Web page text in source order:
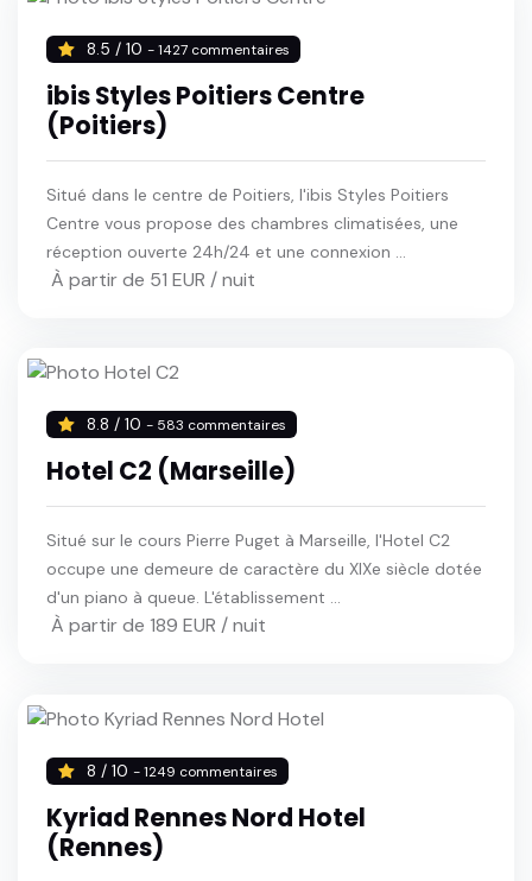
8.5 / 10 - 1427 commentaires
ibis Styles Poitiers Centre
(Poitiers)
Situé dans le centre de Poitiers, l'ibis Styles Poitiers
Centre vous propose des chambres climatisées, une
réception ouverte 24h/24 et une connexion ...
À partir de 51 EUR / nuit
8.8 / 10 - 583 commentaires
Hotel C2 (Marseille)
Situé sur le cours Pierre Puget à Marseille, l'Hotel C2
occupe une demeure de caractère du XIXe siècle dotée
d'un piano à queue. L'établissement ...
À partir de 189 EUR / nuit
8 / 10 - 1249 commentaires
Kyriad Rennes Nord Hotel
(Rennes)